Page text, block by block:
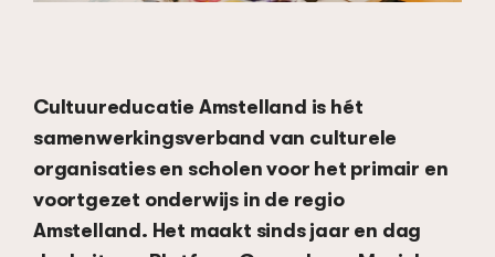
Cultuureducatie Amstelland is hét
samenwerkingsverband van culturele
organisaties en scholen voor het primair en
voortgezet onderwijs in de regio
Amstelland. Het maakt sinds jaar en dag